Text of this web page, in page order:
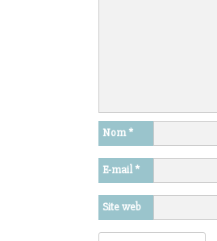
Nom*
E-mail*
Site web